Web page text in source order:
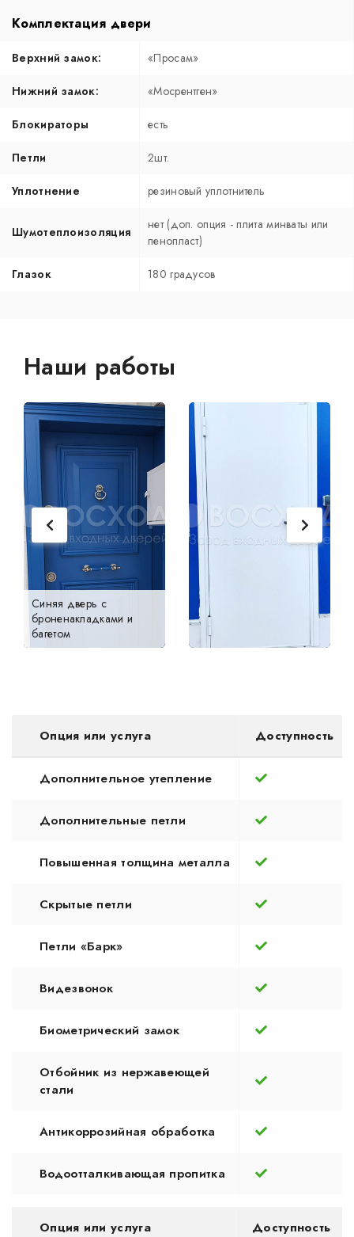
Комплектация двери
Верхний замок: «Просам»
Нижний замок: «Мосрентген»
Блокираторы есть
Петли 2шт.
Уплотнение резиновый уплотнитель
Шумотеплоизоляция
нет (доп. опция - плита минваты или
пенопласт)
Глазок 180 градусов
Наши работы
Синяя дверь с
броненакладками и
багетом
Опция или услуга Доступность
Дополнительное утепление
Дополнительные петли
Повышенная толщина металла
Скрытые петли
Петли «Барк»
Видезвонок
Биометрический замок
Отбойник из нержавеющей
стали
Антикоррозийная обработка
Водоотталкивающая пропитка
Опция или услуга Доступность